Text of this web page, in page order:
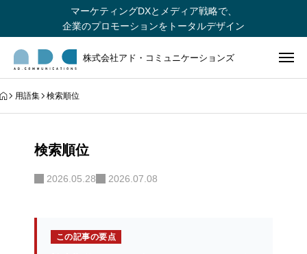
マーケティングDXとメディア戦略で、
企業のプロモーションをトータルデザイン
株式会社アド・コミュニケーションズ
用語集 検索順位
検索順位
2026.05.28 2026.07.08
この記事の要点